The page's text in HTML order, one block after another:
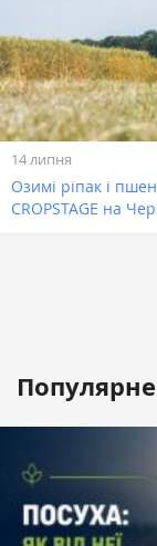
14 липня
Озимі ріпак і
CROPSTAGE на
Популярне